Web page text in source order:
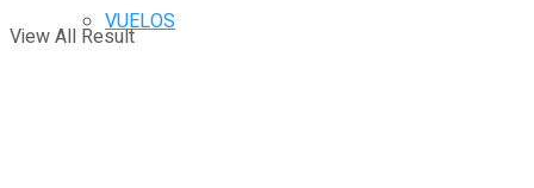
View All Result
VUELOS